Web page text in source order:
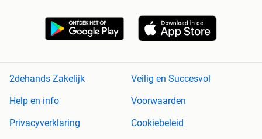
2dehands Zakelijk
Veilig en Succesvol
Help en info
Voorwaarden
Privacyverklaring
Cookiebeleid